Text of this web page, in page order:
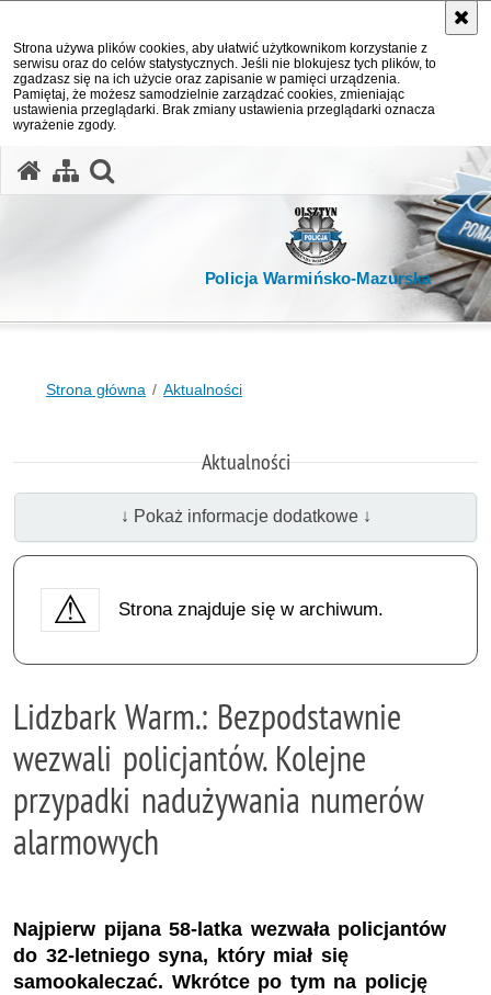
Strona używa plików cookies, aby ułatwić użytkownikom korzystanie z
serwisu oraz do celów statystycznych. Jeśli nie blokujesz tych plików, to
zgadzasz się na ich użycie oraz zapisanie w pamięci urządzenia.
Pamiętaj, że możesz samodzielnie zarządzać cookies, zmieniając
ustawienia przeglądarki. Brak zmiany ustawienia przeglądarki oznacza
wyrażenie zgody.
Policja Warmińsko-Mazurska
Strona główna Aktualności
Aktualności
↓ Pokaż informacje dodatkowe ↓
Strona znajduje się w archiwum.
Lidzbark Warm.: Bezpodstawnie
wezwali policjantów. Kolejne
przypadki nadużywania numerów
alarmowych
Najpierw pijana 58-latka wezwała policjantów
do 32-letniego syna, który miał się
samookaleczać. Wkrótce po tym na policję